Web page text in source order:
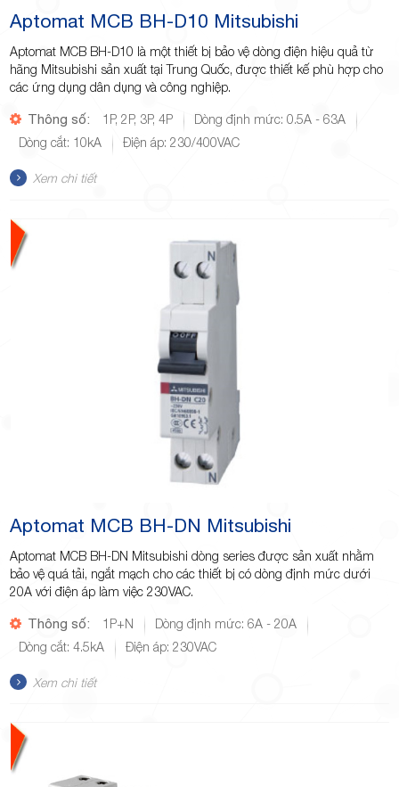
Aptomat MCB BH-D10 Mitsubishi
Aptomat MCB BH-D10 là một thiết bị bảo vệ dòng điện hiệu quả từ
hãng Mitsubishi sản xuất tại Trung Quốc, được thiết kế phù hợp cho
các ứng dụng dân dụng và công nghiệp.
Thông số: 1P, 2P, 3P, 4P
Dòng định mức: 0.5A - 63A
Dòng cắt: 10kA
Điện áp: 230/400VAC
Xem chi tiết
Aptomat MCB BH-DN Mitsubishi
Aptomat MCB BH-DN Mitsubishi dòng series được sản xuất nhằm
bảo vệ quá tải, ngắt mạch cho các thiết bị có dòng định mức dưới
20A với điện áp làm việc 230VAC.
Thông số: 1P+N
Dòng định mức: 6A - 20A
Dòng cắt: 4.5kA
Điện áp: 230VAC
Xem chi tiết